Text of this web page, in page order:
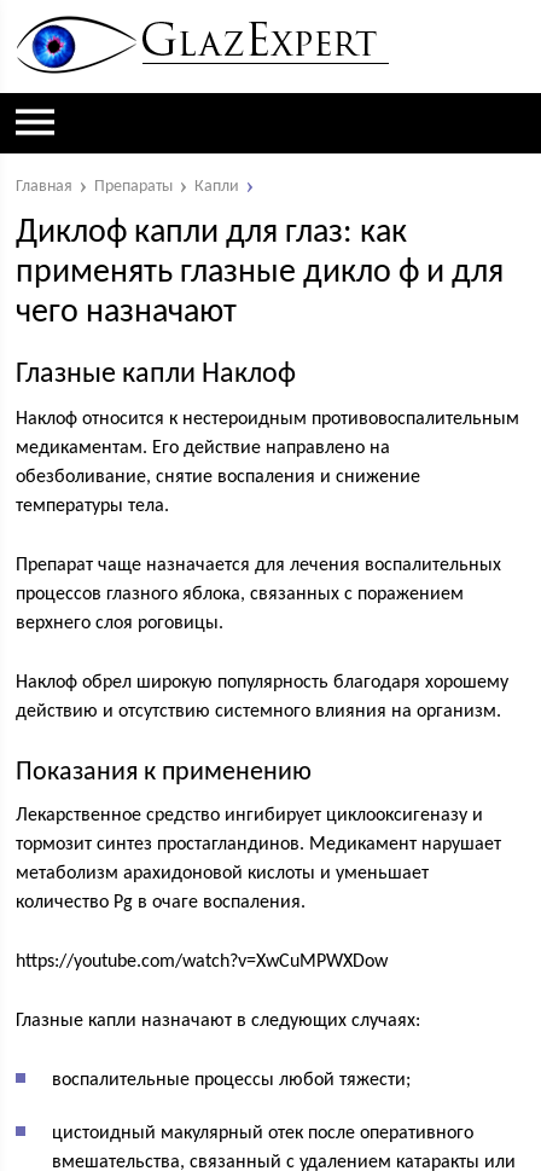
Главная Препараты Капли
Диклоф капли для глаз: как
применять глазные дикло ф и для
чего назначают
Глазные капли Наклоф
Наклоф относится к нестероидным противовоспалительным
медикаментам. Его действие направлено на
обезболивание, снятие воспаления и снижение
температуры тела.
Препарат чаще назначается для лечения воспалительных
процессов глазного яблока, связанных с поражением
верхнего слоя роговицы.
Наклоф обрел широкую популярность благодаря хорошему
действию и отсутствию системного влияния на организм.
Показания к применению
Лекарственное средство ингибирует циклооксигеназу и
тормозит синтез простагландинов. Медикамент нарушает
метаболизм арахидоновой кислоты и уменьшает
количество Pg в очаге воспаления.
https://youtube.com/watch?v=XwCuMPWXDow
Глазные капли назначают в следующих случаях:
воспалительные процессы любой тяжести;
цистоидный макулярный отек после оперативного
вмешательства, связанный с удалением катаракты или